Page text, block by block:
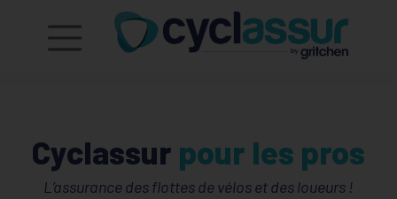
Cyclassur pour les pros
L’assurance des flottes de vélos et des loueurs !